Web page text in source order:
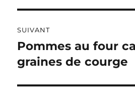
SUIVANT
Publication
suivante :
Pommes au four
graines de courge